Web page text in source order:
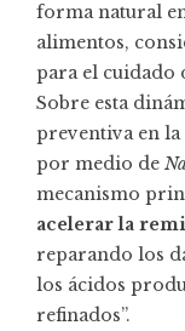
forma natural
alimentos,
para el cuidado
Sobre esta
preventiva en
por medio de
mecanismo
acelerar la
reparando los
los ácidos
refinados”.